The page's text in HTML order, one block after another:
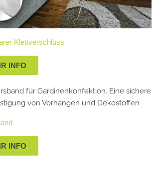
Klettverschluss
INFO
INFO